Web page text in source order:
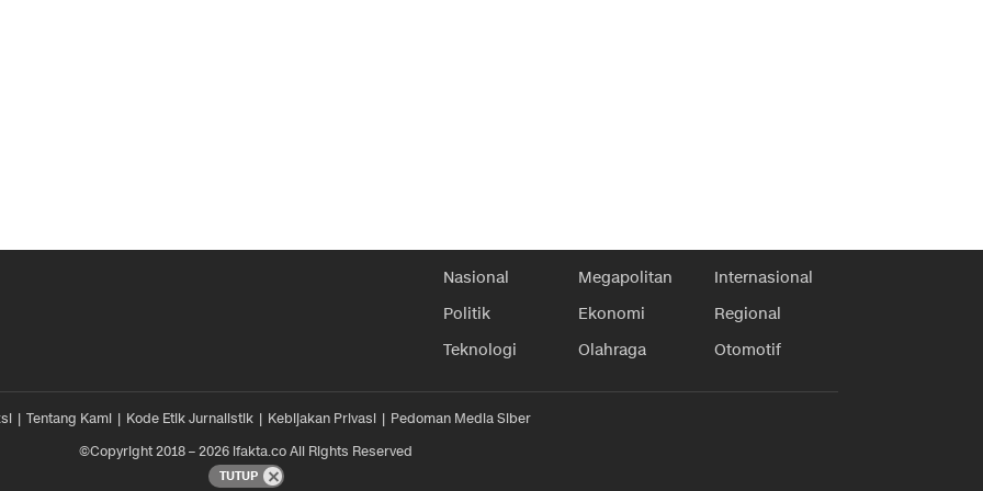
Nasional Megapolitan
Internasional
Politik
Ekonomi
Regional
Teknologi
Olahraga Otomotif
Tentang Kami Kode Etik Jurnalistik Kebijakan Privasi
Pedoman Media Siber
©Copyright 2018 – 2026 ifakta.co All Rights Reserved
TUTUP